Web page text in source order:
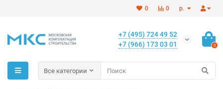
р.
0
0
+7 (495) 724 49 52
+7 (966) 173 03 01
0
Все категории